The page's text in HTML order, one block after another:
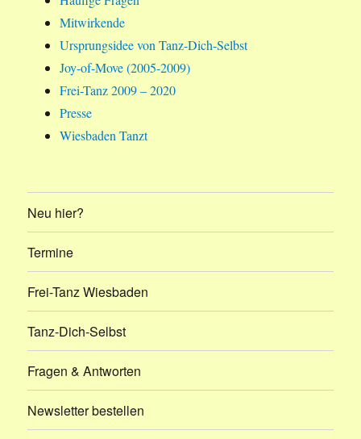
Mitwirkende
Ursprungsidee von Tanz-Dich-Selbst
Joy-of-Move (2005-2009)
Frei-Tanz 2009 – 2020
Presse
Wiesbaden Tanzt
Neu hier?
Termine
Frei-Tanz Wiesbaden
Tanz-Dich-Selbst
Fragen & Antworten
Newsletter bestellen